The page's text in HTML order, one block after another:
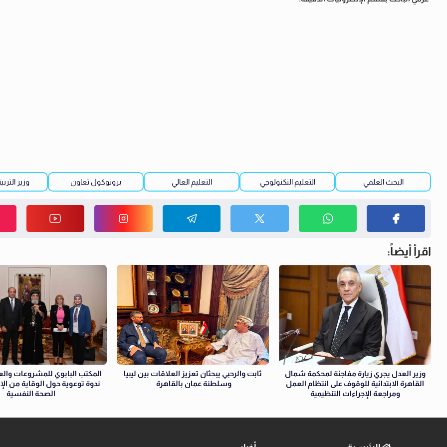
البحث العلمي التعليم التكنولوجي التعليم العالي بروتوكول تعاون وزير
اقرأ أيضاً:
وزير العدل يجري زيارة مفاجئة لمحكمة شمال
القاهرة الابتدائية للوقوف على انتظام العمل
ومراجعة الإجراءات التنظيمية
ثابت والرحبي يبحثان تعزيز العلاقات بين ليبيا
وسلطنة عمان بالقاهرة
المكتب البابوي للمشروعات
ندوة توعوية حول الوقاية من
الصحة النفسية